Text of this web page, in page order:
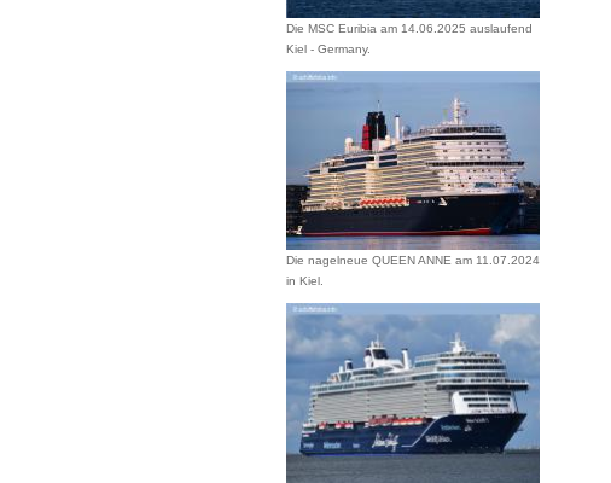
Die MSC Euribia am 14.06.2025 auslaufend
Kiel - Germany.
Die nagelneue QUEEN ANNE am 11.07.2024
in Kiel.